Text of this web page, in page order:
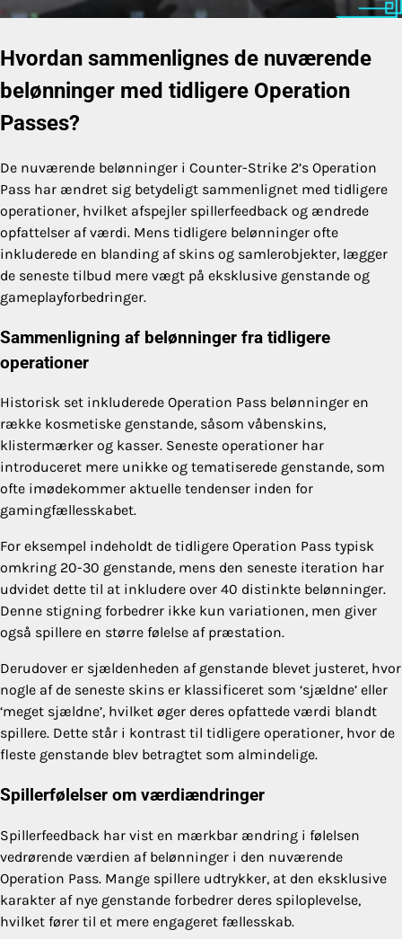
Hvordan sammenlignes de nuværende
belønninger med tidligere Operation
Passes?
De nuværende belønninger i Counter-Strike 2’s Operation
Pass har ændret sig betydeligt sammenlignet med tidligere
operationer, hvilket afspejler spillerfeedback og ændrede
opfattelser af værdi. Mens tidligere belønninger ofte
inkluderede en blanding af skins og samlerobjekter, lægger
de seneste tilbud mere vægt på eksklusive genstande og
gameplayforbedringer.
Sammenligning af belønninger fra tidligere
operationer
Historisk set inkluderede Operation Pass belønninger en
række kosmetiske genstande, såsom våbenskins,
klistermærker og kasser. Seneste operationer har
introduceret mere unikke og tematiserede genstande, som
ofte imødekommer aktuelle tendenser inden for
gamingfællesskabet.
For eksempel indeholdt de tidligere Operation Pass typisk
omkring 20-30 genstande, mens den seneste iteration har
udvidet dette til at inkludere over 40 distinkte belønninger.
Denne stigning forbedrer ikke kun variationen, men giver
også spillere en større følelse af præstation.
Derudover er sjældenheden af genstande blevet justeret, hvor
nogle af de seneste skins er klassificeret som ‘sjældne’ eller
‘meget sjældne’, hvilket øger deres opfattede værdi blandt
spillere. Dette står i kontrast til tidligere operationer, hvor de
fleste genstande blev betragtet som almindelige.
Spillerfølelser om værdiændringer
Spillerfeedback har vist en mærkbar ændring i følelsen
vedrørende værdien af belønninger i den nuværende
Operation Pass. Mange spillere udtrykker, at den eksklusive
karakter af nye genstande forbedrer deres spiloplevelse,
hvilket fører til et mere engageret fællesskab.